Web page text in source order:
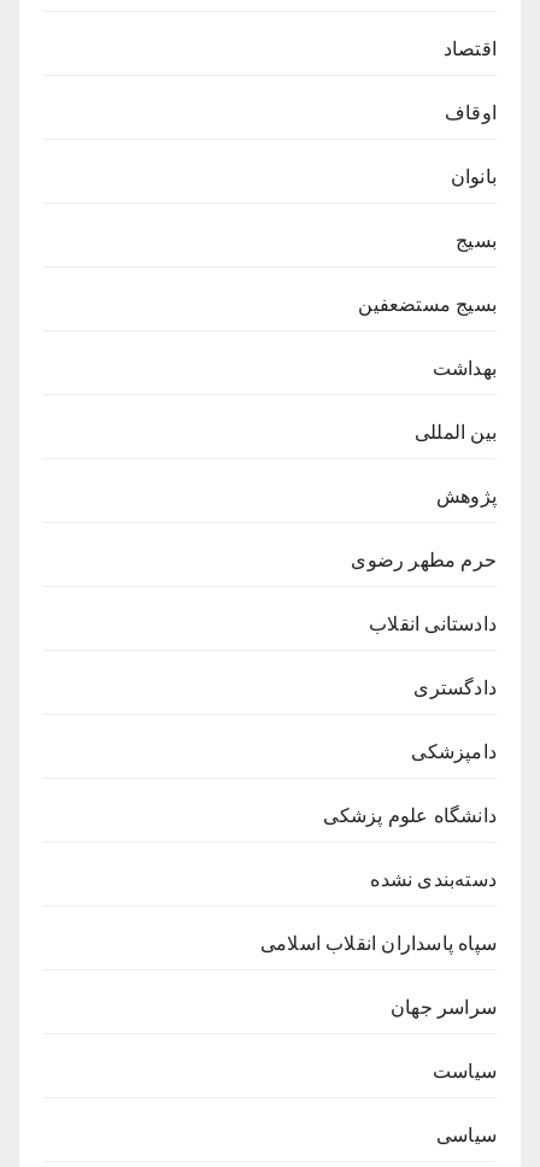
اقتصاد
اوقاف
بانوان
بسیج
بسیج مستضعفین
بهداشت
بین المللی
پژوهش
حرم مطهر رضوی
دادستانی انقلاب
دادگستری
دامپزشکی
دانشگاه علوم پزشکی
دسته‌بندی نشده
سپاه پاسداران انقلاب اسلامی
سراسر جهان
سیاست
سیاسی